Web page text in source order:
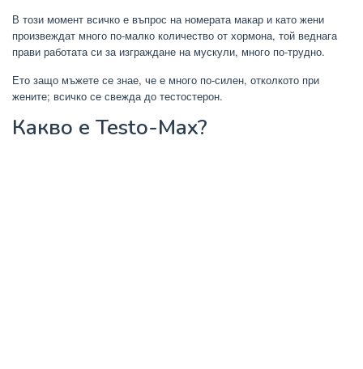
В този момент всичко е въпрос на номерата макар и като жени
произвеждат много по-малко количество от хормона, той веднага
прави работата си за изграждане на мускули, много по-трудно.
Ето защо мъжете се знае, че е много по-силен, отколкото при
жените; всичко се свежда до тестостерон.
Какво е Testo-Max?